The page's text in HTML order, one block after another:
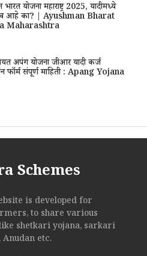
योजना महाराष्ट्र 2025, यादीमध्ये
आहे का? | Ayushman Bharat
Maharashtra
अपंग योजना जीआर यादी कर्ज
फॉर्म संपूर्ण माहिती : Apang Yojana
Schemes
is developed for
to share various
shetkari yojana, sarkari
Anudan etc.